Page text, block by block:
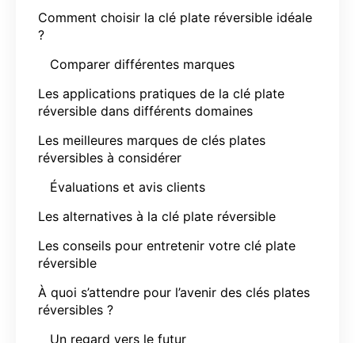
Comment choisir la clé plate réversible idéale
?
Comparer différentes marques
Les applications pratiques de la clé plate
réversible dans différents domaines
Les meilleures marques de clés plates
réversibles à considérer
Évaluations et avis clients
Les alternatives à la clé plate réversible
Les conseils pour entretenir votre clé plate
réversible
À quoi s’attendre pour l’avenir des clés plates
réversibles ?
Un regard vers le futur